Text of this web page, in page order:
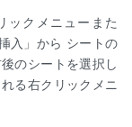
ックメニューまた
入」から シートの
のシートを選択し
る右クリックメニ